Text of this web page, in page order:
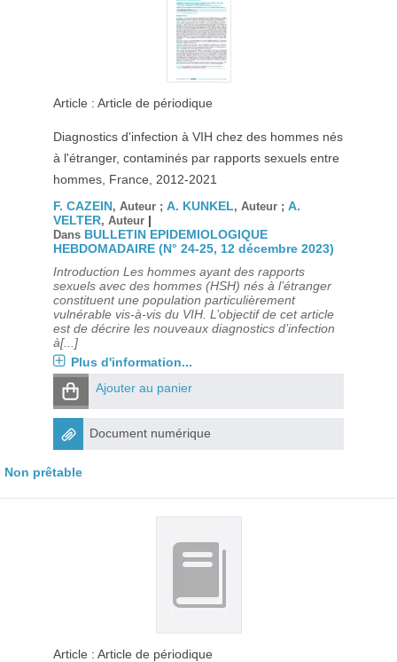
Article : Article de périodique
Diagnostics d'infection à VIH chez des hommes nés
à l'étranger, contaminés par rapports sexuels entre
hommes, France, 2012-2021
F. CAZEIN, Auteur ; A. KUNKEL, Auteur ; A.
VELTER, Auteur |
Dans BULLETIN EPIDEMIOLOGIQUE
HEBDOMADAIRE (N° 24-25, 12 décembre 2023)
Introduction Les hommes ayant des rapports
sexuels avec des hommes (HSH) nés à l’étranger
constituent une population particulièrement
vulnérable vis-à-vis du VIH. L’objectif de cet article
est de décrire les nouveaux diagnostics d’infection
à[...]
Plus d'information...
Ajouter au panier
Document numérique
Non prêtable
Article : Article de périodique